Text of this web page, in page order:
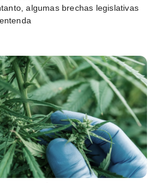
algumas brechas legislativas